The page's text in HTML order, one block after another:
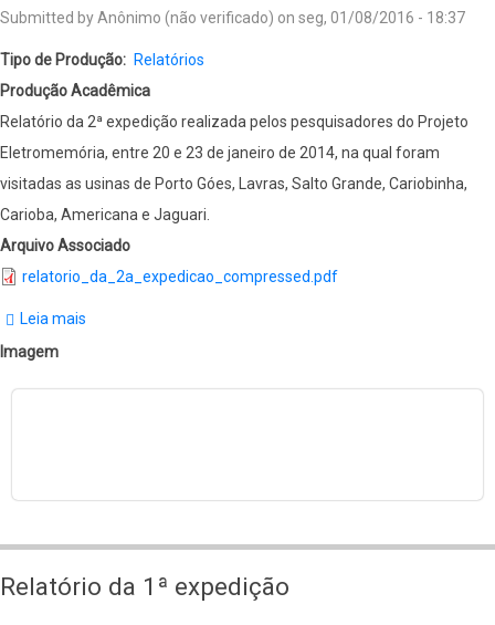
Submitted byAnônimo (não verificado) on seg, 01/08/2016 - 18:37
Tipo de Produção
Relatórios
Produção Acadêmica
Relatório da 2ª expedição realizada pelos pesquisadores do Projeto
Eletromemória, entre 20 e 23 de janeiro de 2014, na qual foram
visitadas as usinas de Porto Góes, Lavras, Salto Grande, Cariobinha,
Carioba, Americana e Jaguari.
Arquivo Associado
relatorio_da_2a_expedicao_compressed.pdf
Leia mais
Imagem
Relatório da 1ª expedição